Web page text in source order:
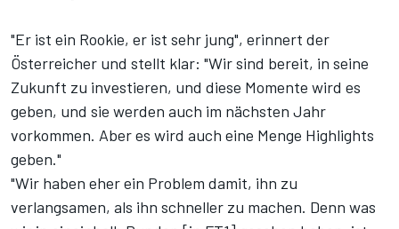
"Er ist ein Rookie, er ist sehr jung", erinnert der
Österreicher und stellt klar: "Wir sind bereit, in seine
Zukunft zu investieren, und diese Momente wird es
geben, und sie werden auch im nächsten Jahr
vorkommen. Aber es wird auch eine Menge Highlights
geben."
"Wir haben eher ein Problem damit, ihn zu
verlangsamen, als ihn schneller zu machen. Denn was